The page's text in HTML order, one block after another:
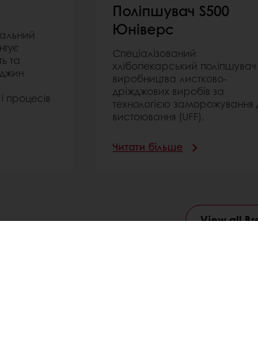
та
процесів
Поліпшувач S500
Юніверс
Спеціалізований
хлібопекарський поліпшувач
виробництва листково-
дріжджових виробів за
технологією заморожування
вистоювання (UFF).
Читати більше
View all